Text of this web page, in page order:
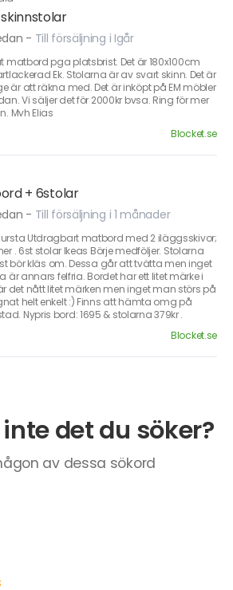
- Till försäljning i Igår
matbord pga platsbrist. Det är 180x100cm
Ek. Stolarna är av svart skinn. Det är
är att räkna med. Det är inköpt på EM möbler
Vi säljer det för 2000kr bvsa. Ring för mer
Mvh Elias
Blocket.se
+ 6stolar
- Till försäljning i 1 månader
Utdragbart matbord med 2 iläggsskivor;
. 6st stolar Ikeas Börje medföljer. Stolarna
bör kläs om. Dessa går att tvätta men inget
är annars felfria. Bordet har ett litet märke i
det nått litet märken men inget man störs på
helt enkelt :) Finns att hämta omg på
Nypris bord: 1695 & stolarna 379kr .
Blocket.se
det du söker?
av dessa sökord